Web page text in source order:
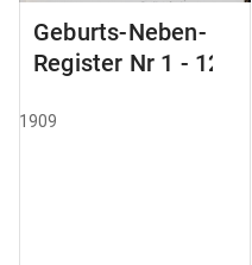
Geburts-Neben-
Register Nr 1 - 124
1909